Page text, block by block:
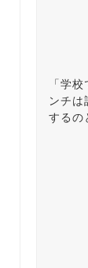
「学
ンチ
するの